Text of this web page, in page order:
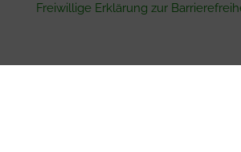
Freiwillige Erklärung zur